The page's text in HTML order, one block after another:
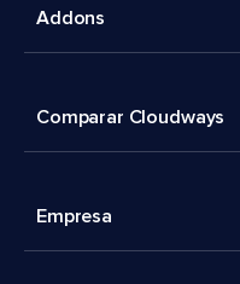
Addons
Comparar Cloudways
Empresa